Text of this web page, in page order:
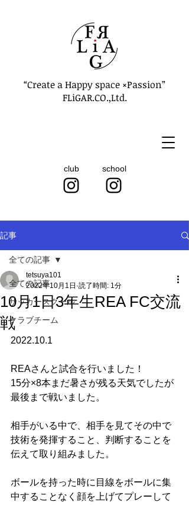
“Create a Happy space ×Passion”
FLiGAR.CO.,Ltd.
school
club
記事
全ての記事
サッカースクール
クラブチーム
全ての記事
10月1日3年生REA FC交流
戦
tetsuya101
2022年10月1日 読了時間: 1分
2022.10.1
REAさんと試合を行いました！
15分×8本まだ暑さが残る天気でしたが
最後まで戦いました。
相手がいる中で、相手を見てその中で
技術を発揮すること、判断することを
伝えて取り組みました。
ボールを持った時に目線をボールに集
中することなく顔を上げてプレーして